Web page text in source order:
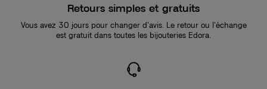
Retours simples et gratuits
Vous avez 30 jours pour changer d’avis. Le retour ou l’échange
est gratuit dans toutes les bijouteries Edora.